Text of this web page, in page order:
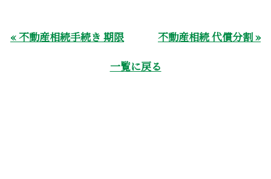
« 不動産相続手続き 期限
不動産相続 代償分割 »
一覧に戻る